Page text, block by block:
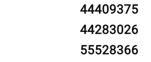
44409375
44283026
55528366